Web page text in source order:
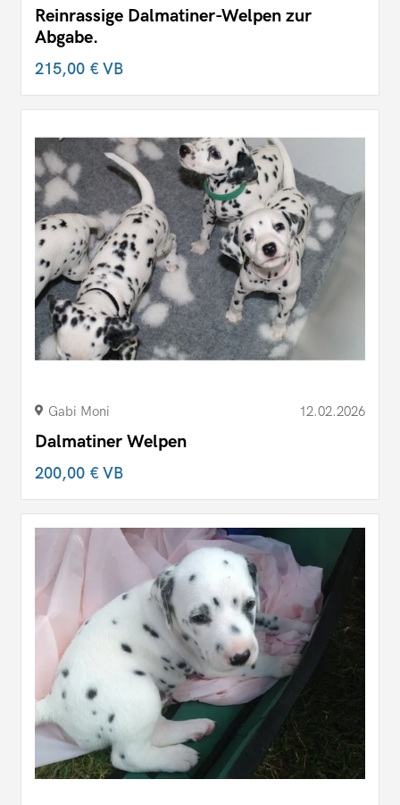
Reinrassige Dalmatiner-Welpen zur
Abgabe.
215,00 €VB
Gabi Moni 12.02.2026
Dalmatiner Welpen
200,00 €VB